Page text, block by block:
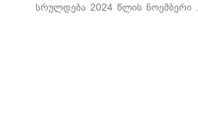
სრულდება 2024 წლის ნოემბერი .